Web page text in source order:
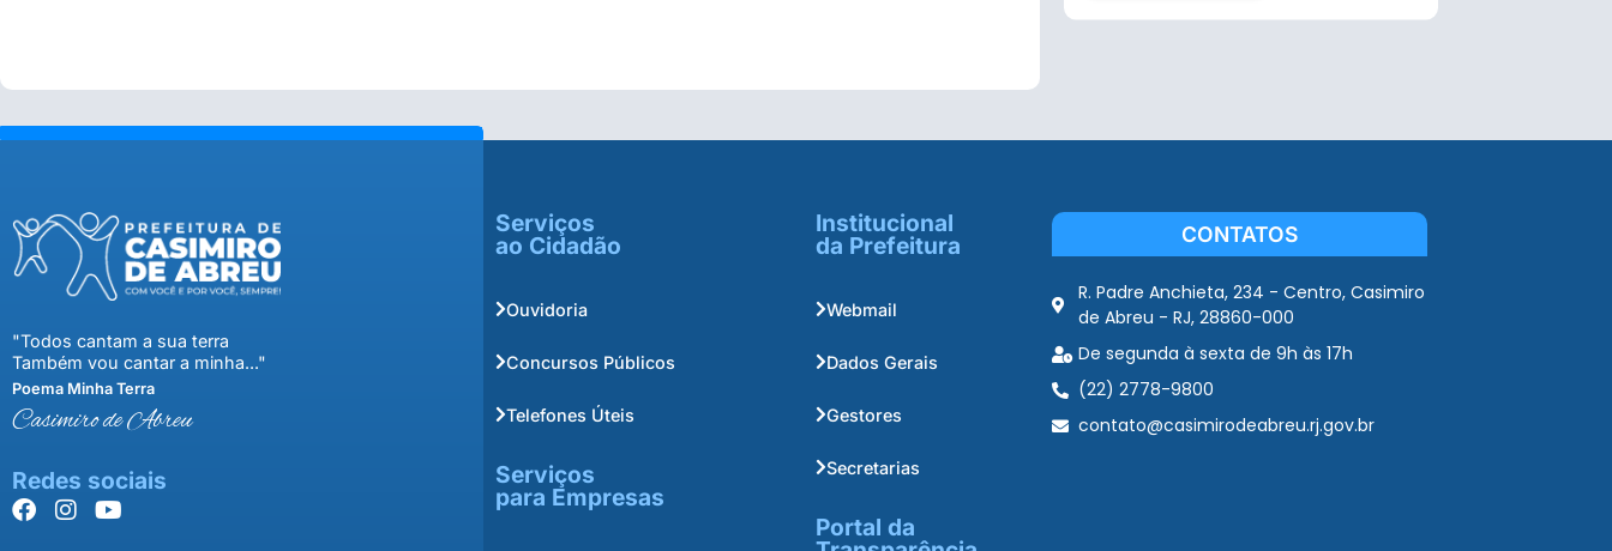
"Todos cantam a sua terra
Também vou cantar a minha..."
Poema Minha Terra
Casimiro de Abreu
Redes sociais
Serviços
ao Cidadão
Ouvidoria
Concursos Públicos
Telefones Úteis
Serviços
para Empresas
Institucional
da Prefeitura
Webmail
Dados Gerais
Gestores
Secretarias
Portal da
CONTATOS
R. Padre Anchieta, 234 - Centro, Casimiro
de Abreu - RJ, 28860-000
De segunda à sexta de 9h às 17h
(22) 2778-9800
contato@casimirodeabreu.rj.gov.br